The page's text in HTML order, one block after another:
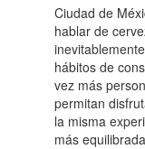
Ciudad de
hablar de
hábitos de
vez más
permitan
la misma
más